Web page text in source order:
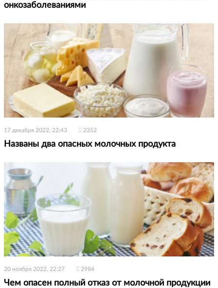
онкозаболеваниями
17 декабря 2022, 22:43 2352
Названы два опасных молочных продукта
20 ноября 2022, 22:27 2984
Чем опасен полный отказ от молочной продукции